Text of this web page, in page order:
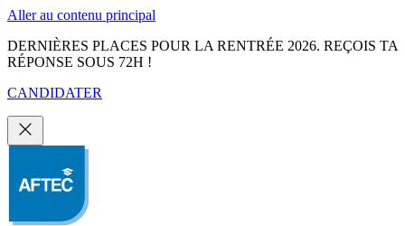
Aller au contenu principal
DERNIÈRES PLACES POUR LA RENTRÉE 2026. REÇOIS TA
RÉPONSE SOUS 72H !
CANDIDATER